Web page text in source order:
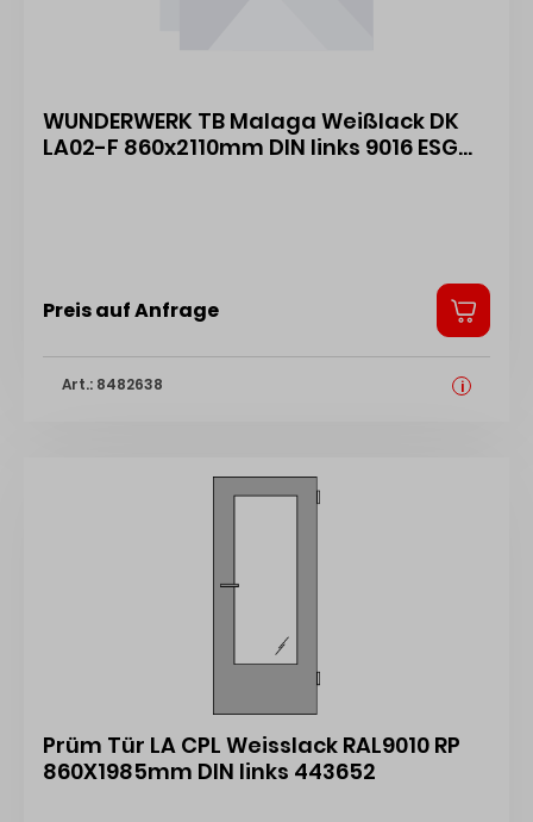
WUNDERWERK TB Malaga Weißlack DK
LA02-F 860x2110mm DIN links 9016 ESG
Preis auf Anfrage
Art.: 8482638 i
Prüm Tür LA CPL Weisslack RAL9010 RP
860X1985mm DIN links 443652